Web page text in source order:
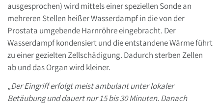
ausgesprochen) wird mittels einer speziellen Sonde an
mehreren Stellen heißer Wasserdampf in die von der
Prostata umgebende Harnröhre eingebracht. Der
Wasserdampf kondensiert und die entstandene Wärme führt
zu einer gezielten Zellschädigung. Dadurch sterben Zellen
ab und das Organ wird kleiner.
„Der Eingriff erfolgt meist ambulant unter lokaler
Betäubung und dauert nur 15 bis 30 Minuten. Danach